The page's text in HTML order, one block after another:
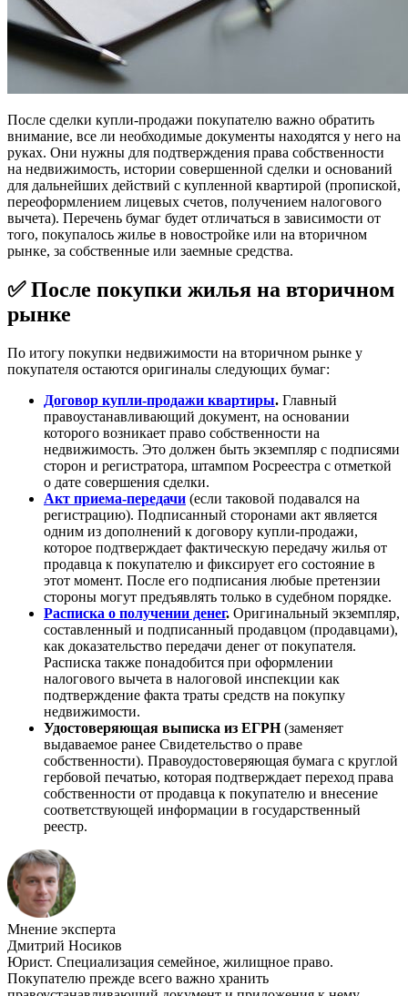
После сделки купли-продажи покупателю важно обратить
внимание, все ли необходимые документы находятся у него на
руках. Они нужны для подтверждения права собственности
на недвижимость, истории совершенной сделки и оснований
для дальнейших действий с купленной квартирой (пропиской,
переоформлением лицевых счетов, получением налогового
вычета). Перечень бумаг будет отличаться в зависимости от
того, покупалось жилье в новостройке или на вторичном
рынке, за собственные или заемные средства.
✅ После покупки жилья на вторичном
рынке
По итогу покупки недвижимости на вторичном рынке у
покупателя остаются оригиналы следующих бумаг:
Договор купли-продажи квартиры. Главный
правоустанавливающий документ, на основании
которого возникает право собственности на
недвижимость. Это должен быть экземпляр с подписями
сторон и регистратора, штампом Росреестра с отметкой
о дате совершения сделки.
Акт приема-передачи (если таковой подавался на
регистрацию). Подписанный сторонами акт является
одним из дополнений к договору купли-продажи,
которое подтверждает фактическую передачу жилья от
продавца к покупателю и фиксирует его состояние в
этот момент. После его подписания любые претензии
стороны могут предъявлять только в судебном порядке.
Расписка о получении денег. Оригинальный экземпляр,
составленный и подписанный продавцом (продавцами),
как доказательство передачи денег от покупателя.
Расписка также понадобится при оформлении
налогового вычета в налоговой инспекции как
подтверждение факта траты средств на покупку
недвижимости.
Удостоверяющая выписка из ЕГРН(заменяет
выдаваемое ранее Свидетельство о праве
собственности). Правоудостоверяющая бумага с круглой
гербовой печатью, которая подтверждает переход права
собственности от продавца к покупателю и внесение
соответствующей информации в государственный
реестр.
Мнение эксперта
Дмитрий Носиков
Юрист. Специализация семейное, жилищное право.
Покупателю прежде всего важно хранить